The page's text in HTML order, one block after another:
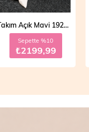
Mira Taşlı Kot İkili Takım Koyu Mavi 19286
Sepette %10
₺2199,99